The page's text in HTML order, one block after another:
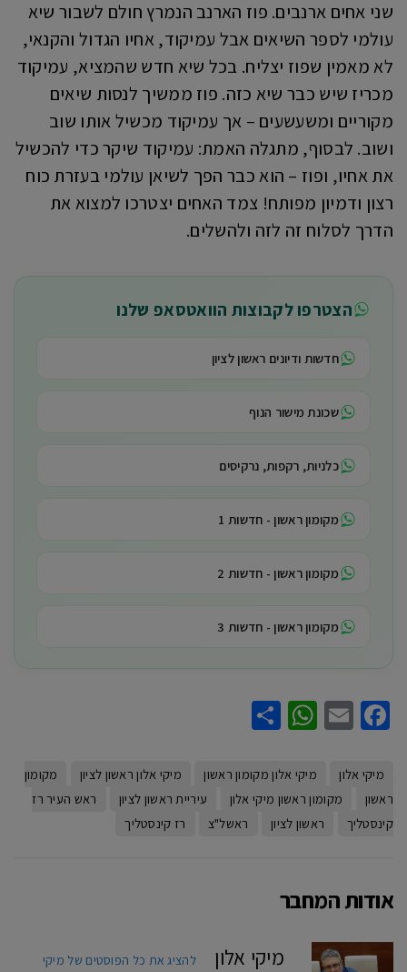
שני אחים ארנבים. פוז הארנב הנמרץ חולם לשבור שיא
עולמי לספר השיאים אבל עמיקוד, אחיו הגדול והקנאי,
לא מאמין שפוז יצליח. בכל שיא חדש שהמציא, עמיקוד
מכריז שיש כבר שיא כזה. פוז ממשיך לנסות שיאים
מקוריים ומשעשעים – אך עמיקוד מכשיל אותו שוב
ושוב. לבסוף, מתגלה האמת: עמיקוד שיקר כדי להכשיל
את אחיו, ופוז – הוא כבר הפך לשיאן עולמי בעזרת כוח
רצון ודמיון מפותח! צמד האחים יצטרכו למצוא את
הדרך לסלוח זה לזה ולהשלים.
הצטרפו לקבוצות הוואטסאפ שלנו
חדשות ודיונים ראשון לציון
שכונת מישור הנוף
כלניות, רקפות, נרקיסים
מקומון ראשון - חדשות 1
מקומון ראשון - חדשות 2
מקומון ראשון - חדשות 3
Facebook
Email
WhatsApp
מיקי אלון מיקי אלון מקומון ראשון מיקי אלון ראשון לציון
מקומון
ראשון
מקומון ראשון מיקי אלון עיריית ראשון לציון
ראש העיר רז
קינסטליך
ראשון לציון ראשל"צ רז קינסטליך
אודות המחבר
מיקי אלון
להציג את כל הפוסטים של מיקי